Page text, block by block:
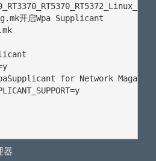
开启Wpa Supplicant
for Network Maganger
器